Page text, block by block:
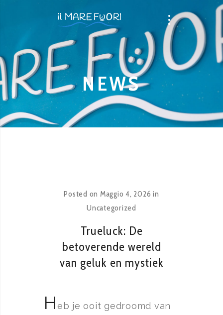
NEWS
Posted on Maggio 4, 2026 in
Uncategorized
Trueluck: De
betoverende wereld
van geluk en mystiek
H eb je ooit gedroomd van